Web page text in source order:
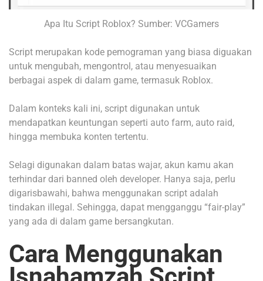
Apa Itu Script Roblox? Sumber: VCGamers
Script merupakan kode pemograman yang biasa diguakan
untuk mengubah, mengontrol, atau menyesuaikan
berbagai aspek di dalam game, termasuk Roblox.
Dalam konteks kali ini, script digunakan untuk
mendapatkan keuntungan seperti auto farm, auto raid,
hingga membuka konten tertentu.
Selagi digunakan dalam batas wajar, akun kamu akan
terhindar dari banned oleh developer. Hanya saja, perlu
digarisbawahi, bahwa menggunakan script adalah
tindakan illegal. Sehingga, dapat mengganggu “fair-play”
yang ada di dalam game bersangkutan.
Cara Menggunakan